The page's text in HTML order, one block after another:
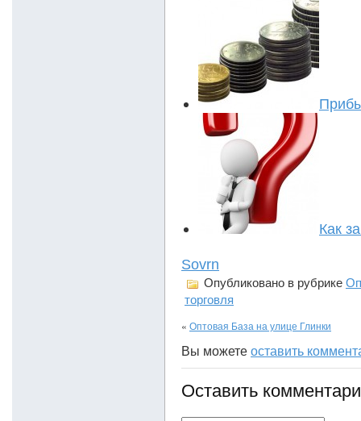
Как
Sovrn
Опубликовано в рубрике
торговля
« Оптовая База на улице Глинки
Вы можетеоставить
Оставить